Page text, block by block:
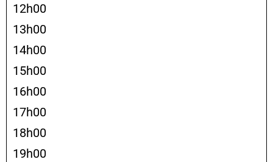
12h00
13h00
14h00
15h00
16h00
17h00
18h00
19h00